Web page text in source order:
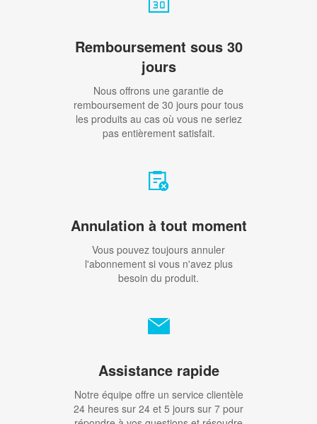
Remboursement sous 30
jours
Nous offrons une garantie de
remboursement de 30 jours pour tous
les produits au cas où vous ne seriez
pas entièrement satisfait.
Annulation à tout moment
Vous pouvez toujours annuler
l'abonnement si vous n'avez plus
besoin du produit.
Assistance rapide
Notre équipe offre un service clientèle
24 heures sur 24 et 5 jours sur 7 pour